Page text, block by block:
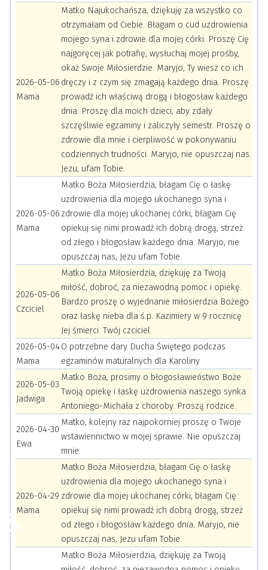
2026-05-06
Mama
Matko Najukochańsza, dziękuję za wszystko co
otrzymałam od Ciebie. Błagam o cud uzdrowienia
mojego syna i zdrowie dla mojej córki. Proszę Cię
najgoręcej jak potrafię, wysłuchaj mojej prośby,
okaż Swoje Miłosierdzie. Maryjo, Ty wiesz co ich
dręczy i z czym się zmagają każdego dnia. Proszę
prowadź ich właściwą drogą i błogosław każdego
dnia. Proszę dla moich dzieci, aby zdały
szczęśliwie egzaminy i zaliczyły semestr. Proszę o
zdrowie dla mnie i cierpliwość w pokonywaniu
codziennych trudności. Maryjo, nie opuszczaj nas.
Jezu, ufam Tobie.
2026-05-06
Mama
Matko Boża Miłosierdzia, błagam Cię o łaskę
uzdrowienia dla mojego ukochanego syna i
zdrowie dla mojej ukochanej córki, błagam Cię
opiekuj się nimi prowadź ich dobrą drogą, strzeż
od złego i błogosław każdego dnia. Maryjo, nie
opuszczaj nas, Jezu ufam Tobie.
2026-05-06
Czciciel
Matko Boża Miłosierdzia, dziękuję za Twoją
miłość, dobroć, za niezawodną pomoc i opiekę.
Bardzo proszę o wyjednanie miłosierdzia Bożego
oraz łaskę nieba dla ś.p. Kazimiery w 9 rocznicę
Jej śmierci. Twój czciciel
2026-05-04
Mama
O potrzebne dary Ducha Świętego podczas
egzaminów maturalnych dla Karoliny
2026-05-03
Jadwiga
Matko Boża, prosimy o błogosławieństwo Boże
Twoją opiekę i łaskę uzdrowienia naszego synka
Antoniego-Michała z choroby. Proszą rodzice.
2026-04-30
Ewa
Matko, kolejny raz najpokorniej proszę o Twoje
wstawiennictwo w mojej sprawie. Nie opuszczaj
mnie.
2026-04-29
Mama
Matko Boża Miłosierdzia, błagam Cię o łaskę
uzdrowienia dla mojego ukochanego syna i
zdrowie dla mojej ukochanej córki, błagam Cię
opiekuj się nimi prowadź ich dobrą drogą, strzeż
od złego i błogosław każdego dnia. Maryjo, nie
opuszczaj nas, Jezu ufam Tobie.
Matko Boża Miłosierdzia, dziękuję za Twoją